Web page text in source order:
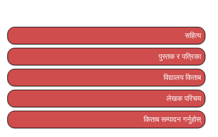
सहित्य
पुस्तक र पत्रिका
विद्यालय किताब
लेखक परिचय
किताब सम्पादन गर्नुहोस्